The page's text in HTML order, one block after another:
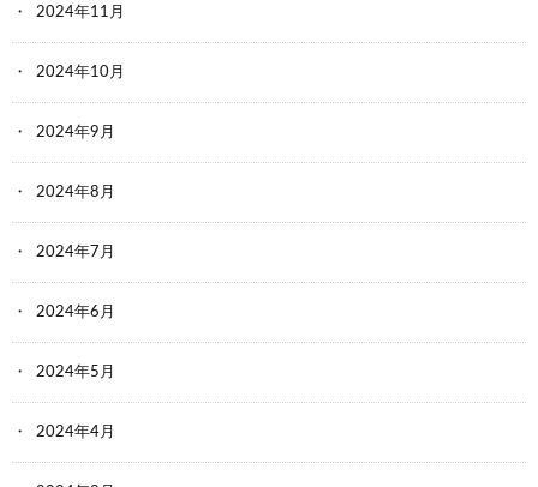
2024年11月
2024年10月
2024年9月
2024年8月
2024年7月
2024年6月
2024年5月
2024年4月